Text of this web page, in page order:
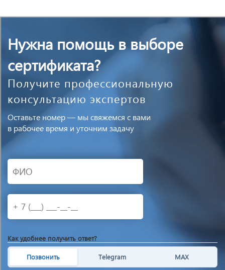
Нужна помощь в выборе
сертификата?
Получите профессиональную
консультацию экспертов
Оставьте номер — мы свяжемся с вами
в рабочее время и уточним задачу
Как удобнее получить ответ?
Позвонить Telegram MAX